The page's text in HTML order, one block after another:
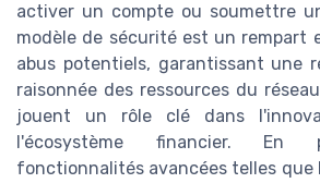
activer un compte ou soumettre
modèle de sécurité est un rempart
abus potentiels, garantissant une
raisonnée des ressources du
jouent un rôle clé dans
l'écosystème financier. En
fonctionnalités avancées telles